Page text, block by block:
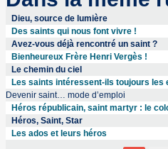
Dieu, source de lumière
Des saints qui nous font vivre !
Avez-vous déjà rencontré un saint ?
Bienheureux Frère Henri Vergès !
Le chemin du ciel
Les saints intéressent-ils toujours les
Devenir saint… mode d’emploi
Héros républicain, saint martyr : le
Héros, Saint, Star
Les ados et leurs héros